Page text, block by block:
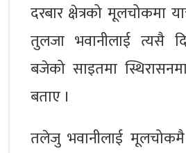
दरबार क्षेत्रको मूलचोकमा
तुलजा भवानीलाई त्यसै
बजेको साइतमा
बताए ।
तलेजु भवानीलाई मूलचोकमै